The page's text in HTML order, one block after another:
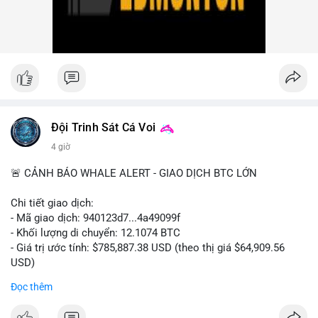
nhiều giao dịch lớn (từ 4 BTC đến 210 BTC) trong ngày, ưu tiên
Xem chi tiết các bài viết đầy đủ tại dòng thời gian của Vlike.vn!
#ofacsanctions
Đội Trinh Sát Cá Voi
4 giờ
🚨 CẢNH BÁO WHALE ALERT - GIAO DỊCH BTC LỚN
Chi tiết giao dịch:
- Mã giao dịch: 940123d7...4a49099f
- Khối lượng di chuyển: 12.1074 BTC
- Giá trị ước tính: $785,887.38 USD (theo thị giá $64,909.56
USD)
Đọc thêm